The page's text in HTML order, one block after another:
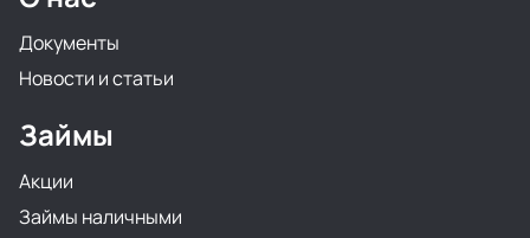
Документы
Новости и статьи
Займы
Акции
Займы наличными